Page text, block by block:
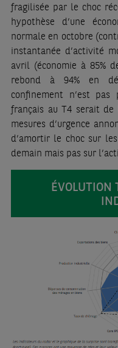
fragilisée par le choc
hypothèse d’une
normale en octobre
instantanée d’activité
avril (économie à 85%
rebond à 94% en
confinement n’est
français au T4 serait de
mesures d’urgence
d’amortir le choc sur
demain mais pas sur
ÉVOLUTION